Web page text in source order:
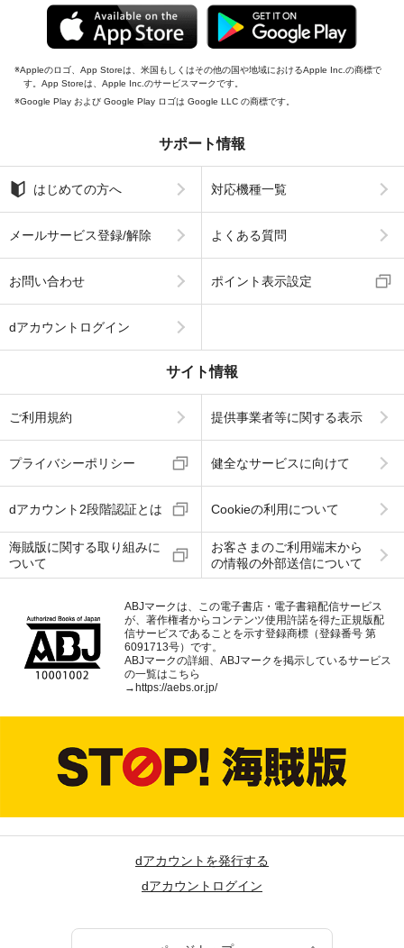
Appleのロゴ、App Storeは、米国もしくはその他の国や地域におけるApple Inc.の商標で
す。App Storeは、Apple Inc.のサービスマークです。
Google Play および Google Play ロゴは Google LLC の商標です。
サポート情報
はじめての方へ 対応機種一覧
メールサービス登録/解除 よくある質問
お問い合わせ ポイント表示設定
dアカウントログイン
サイト情報
ご利用規約 提供事業者等に関する表示
プライバシーポリシー 健全なサービスに向けて
dアカウント2段階認証とは Cookieの利用について
海賊版に関する取り組みに
ついて
お客さまのご利用端末から
の情報の外部送信について
ABJマークは、この電子書店・電子書籍配信サービス
が、著作権者からコンテンツ使用許諾を得た正規版配
信サービスであることを示す登録商標（登録番号 第
6091713号）です。
ABJマークの詳細、ABJマークを掲示しているサービス
の一覧はこちら
→ https://aebs.or.jp/
dアカウントを発行する
dアカウントログイン